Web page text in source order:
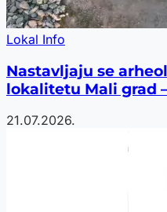
Lokal Info
Nastavljaju se
lokalitetu Mali grad
21.07.2026.